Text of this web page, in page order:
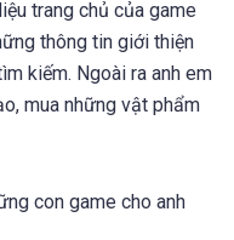
trang chủ của game
thông tin giới thiện
kiếm. Ngoài ra anh em
mua những vật phẩm
con game cho anh